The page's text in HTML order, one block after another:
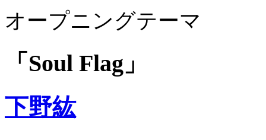
オープニングテーマ
「Soul Flag」
下野紘